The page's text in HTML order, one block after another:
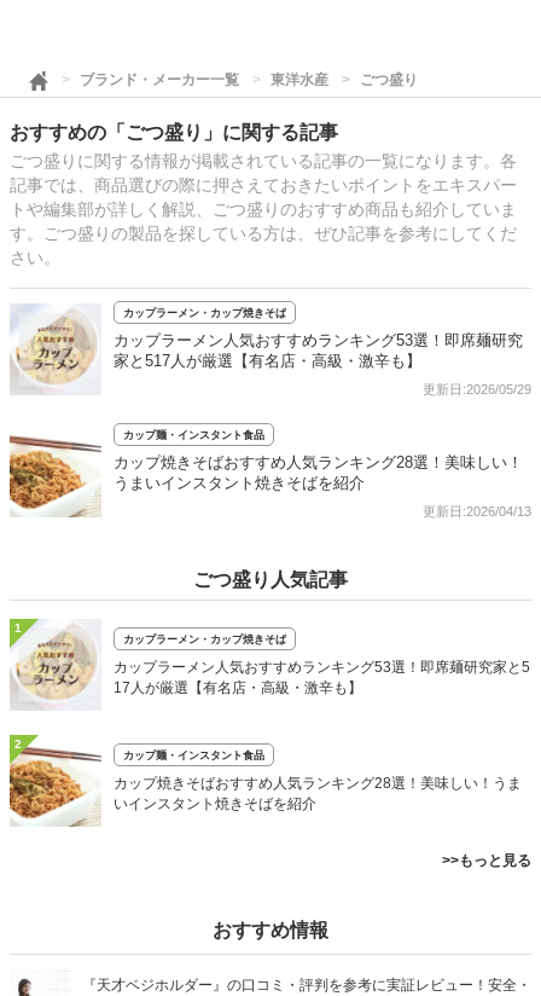
ブランド・メーカー一覧 東洋水産 ごつ盛り
おすすめの「ごつ盛り」に関する記事
ごつ盛りに関する情報が掲載されている記事の一覧になります。各
記事では、商品選びの際に押さえておきたいポイントをエキスパー
トや編集部が詳しく解説、ごつ盛りのおすすめ商品も紹介していま
す。ごつ盛りの製品を探している方は、ぜひ記事を参考にしてくだ
さい。
カップラーメン・カップ焼きそば
カップラーメン人気おすすめランキング53選！即席麺研究
家と517人が厳選【有名店・高級・激辛も】
更新日:2026/05/29
カップ麺・インスタント食品
カップ焼きそばおすすめ人気ランキング28選！美味しい！
うまいインスタント焼きそばを紹介
更新日:2026/04/13
ごつ盛り人気記事
1
カップラーメン・カップ焼きそば
カップラーメン人気おすすめランキング53選！即席麺研究家と5
17人が厳選【有名店・高級・激辛も】
2
カップ麺・インスタント食品
カップ焼きそばおすすめ人気ランキング28選！美味しい！うま
いインスタント焼きそばを紹介
>>もっと見る
おすすめ情報
『天才ベジホルダー』の口コミ・評判を参考に実証レビュー！安全・